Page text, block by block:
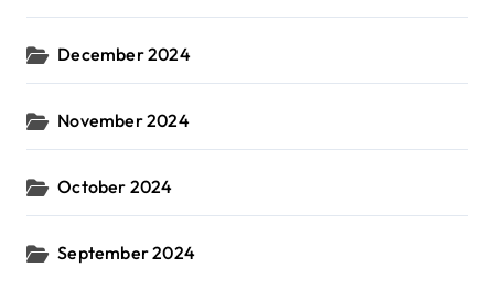
December 2024
November 2024
October 2024
September 2024